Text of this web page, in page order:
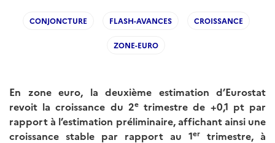
CONJONCTURE FLASH-AVANCES CROISSANCE
ZONE-EURO
En zone euro, la deuxième estimation d’Eurostat
revoit la croissance du 2etrimestre de +0,1 pt par
rapport à l’estimation préliminaire, affichant ainsi une
croissance stable par rapport au 1er
trimestre, à